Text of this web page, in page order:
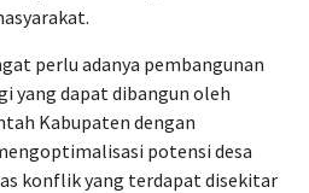
perlu adanya pembangunan
yang dapat dibangun oleh
Kabupaten dengan
potensi desa
konflik yang terdapat disekitar